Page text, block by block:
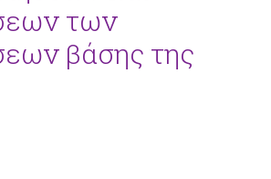
των
βάσης της